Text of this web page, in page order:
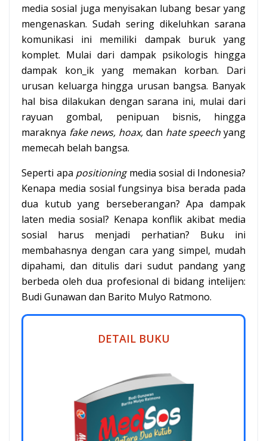
media sosial juga menyisakan lubang besar yang
mengenaskan. Sudah sering dikeluhkan sarana
komunikasi ini memiliki dampak buruk yang
komplet. Mulai dari dampak psikologis hingga
dampak kon_ik yang memakan korban. Dari
urusan keluarga hingga urusan bangsa. Banyak
hal bisa dilakukan dengan sarana ini, mulai dari
rayuan gombal, penipuan bisnis, hingga
maraknya fake news, hoax, dan hate speechyang
memecah belah bangsa.
Seperti apa positioningmedia sosial di Indonesia?
Kenapa media sosial fungsinya bisa berada pada
dua kutub yang berseberangan? Apa dampak
laten media sosial? Kenapa konflik akibat media
sosial harus menjadi perhatian? Buku ini
membahasnya dengan cara yang simpel, mudah
dipahami, dan ditulis dari sudut pandang yang
berbeda oleh dua profesional di bidang intelijen:
Budi Gunawan dan Barito Mulyo Ratmono.
DETAIL BUKU